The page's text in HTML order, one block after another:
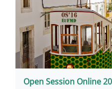
Open Session Online